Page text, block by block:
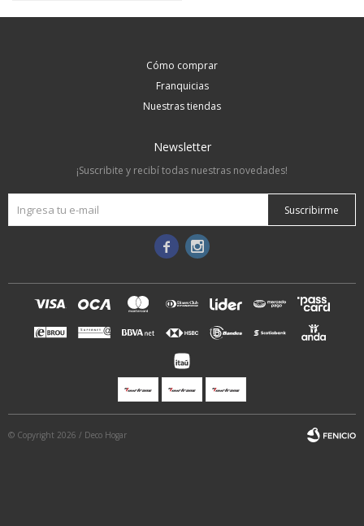
Cómo comprar
Franquicias
Nuestras tiendas
Newsletter
¡Suscribite y recibí todas nuestras novedades!
Suscribirme
 
© Copyright 2026 / Deco Hogar